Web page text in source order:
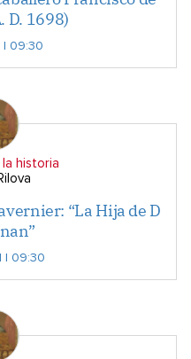
D. 1698)
| 09:30
historia
“La Hija de D
| 09:30